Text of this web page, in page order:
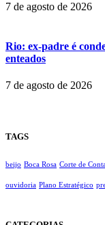
7 de agosto de 2026
Rio: ex-padre é
enteados
7 de agosto de 2026
TAGS
beijo Boca Rosa Corte de
ouvidoria Plano Estratégico